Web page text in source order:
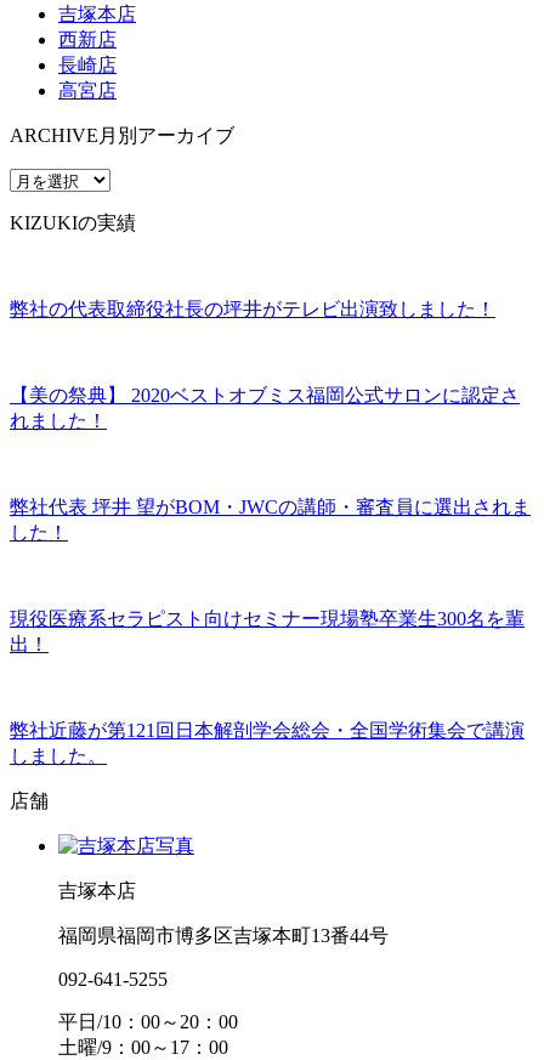
吉塚本店
西新店
長崎店
高宮店
ARCHIVE 月別アーカイブ
KIZUKIの実績
弊社の代表取締役社長の坪井がテレビ出演致しました！
【美の祭典】 2020ベストオブミス福岡公式サロンに認定さ
れました！
弊社代表 坪井 望がBOM・JWCの講師・審査員に選出されま
した！
現役医療系セラピスト向けセミナー現場塾卒業生300名を輩
出！
弊社近藤が第121回日本解剖学会総会・全国学術集会で講演
しました。
店舗
吉塚本店
福岡県福岡市博多区吉塚本町13番44号
092-641-5255
平日/10：00～20：00
土曜/9：00～17：00